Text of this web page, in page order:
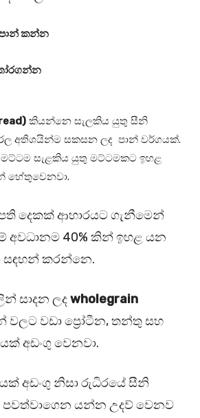
කන්න
කියන්නෙ සැලකිය යුතු සීනි
අතිශයින්ම සකසන ලද පාන් වර්ගයක්.
සැළකිය යුතු මට්ටමකට ඉහළ
හේතුවෙනවා.
දෙකක් ආහාරයට ගැනීමෙන්
අවධානම 40% කින් ඉහළ යන
සඳහන් කරන්නෙ.
සාදන ලදwholegrain
වලට වඩා ප්‍රෝටීන, තන්තු සහ
අඩංගු වෙනවා.
අඩංගු නිසා රුධිරයේ සීනි
පවත්වාගෙන යන්න උදව් වෙනව